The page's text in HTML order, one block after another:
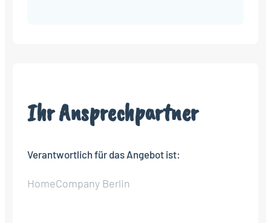
Ihr Ansprechpartner
Verantwortlich für das Angebot ist:
HomeCompany Berlin